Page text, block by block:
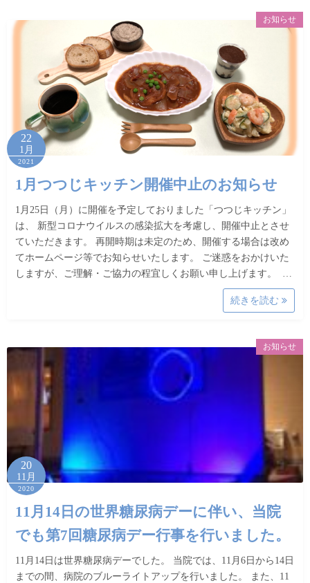
お知らせ
22
1月
2021
1月つつじキッチン開催中止のお知らせ
1月25日（月）に開催を予定しておりました「つつじキッチン」
は、 新型コロナウイルスの感染拡大を考慮し、開催中止とさせ
ていただきます。 再開時期は未定のため、開催する場合は改め
てホームページ等でお知らせいたします。 ご迷惑をおかけいた
しますが、ご理解・ご協力の程宜しくお願い申し上げます。 …
続きを読む
お知らせ
20
11月
2020
11月14日の世界糖尿病デーに伴い、当院
でも第7回糖尿病デー行事を行いました。
11月14日は世界糖尿病デーでした。 当院では、11月6日から14日
までの間、病院のブルーライトアップを行いました。 また、11